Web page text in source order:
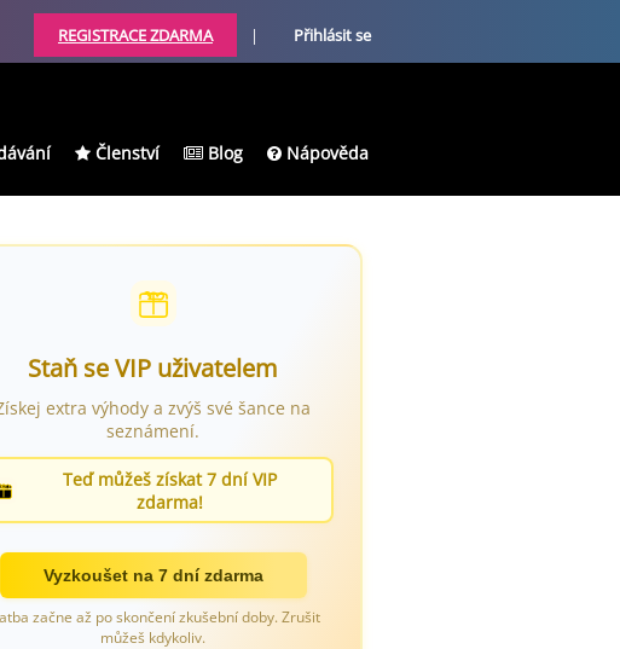
REGISTRACE ZDARMA | Přihlásit se
Členství Blog Nápověda
Staň se VIP uživatelem
extra výhody a zvýš své šance na
seznámení.
Teď můžeš získat 7 dní VIP
zdarma!
Vyzkoušet na 7 dní zdarma
začne až po skončení zkušební doby. Zrušit
můžeš kdykoliv.